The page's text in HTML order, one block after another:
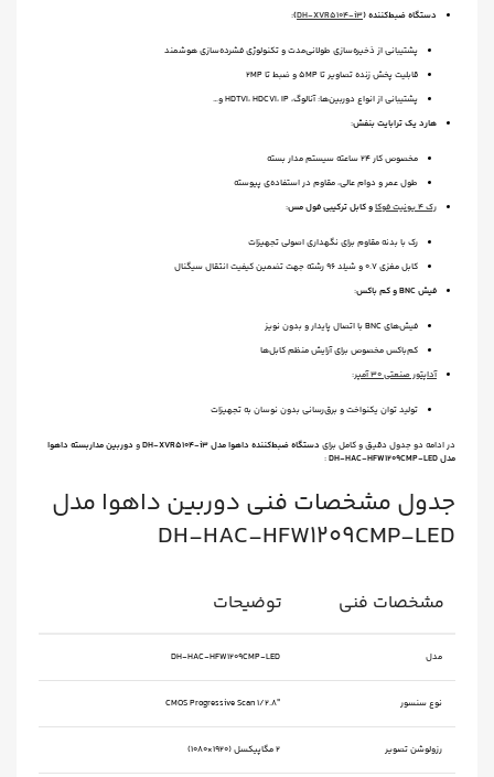
دستگاه ضبط‌کننده (DH-XVR5104-i3
)
:
پشتیبانی از ذخیره‌سازی طولانی‌مدت و تکنولوژی فشرده‌سازی هوشمند
قابلیت پخش زنده تصاویر تا 5MP و ضبط تا 2MP
پشتیبانی از انواع دوربین‌ها: آنالوگ، HDTVI، HDCVI، IP و…
هارد یک ترابایت بنفش:
مخصوص کار ۲۴ ساعته سیستم مدار بسته
طول عمر و دوام عالی، مقاوم در استفاده‌ی پیوسته
رک 4 یونیت فوکا
و کابل ترکیبی فول مس:
رک با بدنه مقاوم برای نگهداری اصولی تجهیزات
کابل مغزی ۰.۷ و شیلد ۹۶ رشته جهت تضمین کیفیت انتقال سیگنال
فیش BNC و کم باکس
:
فیش‌های BNC با اتصال پایدار و بدون نویز
کم‌باکس مخصوص برای آرایش منظم کابل‌ها
آداپتور صنعتی ۳۰ آمپر
:
تولید توان یکنواخت و برق‌رسانی بدون نوسان به تجهیزات
در ادامه دو جدول دقیق و کامل برای دستگاه ضبط‌کننده داهوا مدل DH-XVR5104-i3 و دوربین مداربسته داهوا
مدل DH-HAC-HFW1209CMP-LED
:
جدول مشخصات فنی دوربین داهوا مدل
DH-HAC-HFW1209CMP-LED
مشخصات فنی توضیحات
مدل DH-HAC-HFW1209CMP-LED
نوع سنسور 1/2.8″ CMOS Progressive Scan
رزولوشن تصویر 2 مگاپیکسل (1920×1080)